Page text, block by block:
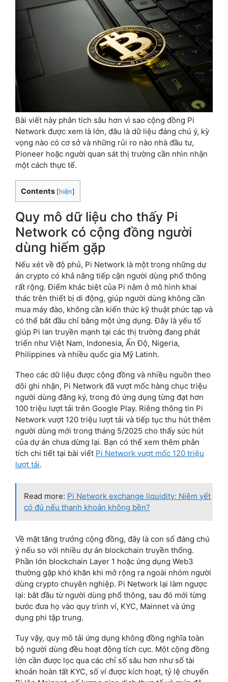
Bài viết này phân tích sâu hơn vì sao cộng đồng Pi
Network được xem là lớn, đâu là dữ liệu đáng chú ý, kỳ
vọng nào có cơ sở và những rủi ro nào nhà đầu tư,
Pioneer hoặc người quan sát thị trường cần nhìn nhận
một cách thực tế.
Contents [hiện]
Quy mô dữ liệu cho thấy Pi
Network có cộng đồng người
dùng hiếm gặp
Nếu xét về độ phủ, Pi Network là một trong những dự
án crypto có khả năng tiếp cận người dùng phổ thông
rất rộng. Điểm khác biệt của Pi nằm ở mô hình khai
thác trên thiết bị di động, giúp người dùng không cần
mua máy đào, không cần kiến thức kỹ thuật phức tạp và
có thể bắt đầu chỉ bằng một ứng dụng. Đây là yếu tố
giúp Pi lan truyền mạnh tại các thị trường đang phát
triển như Việt Nam, Indonesia, Ấn Độ, Nigeria,
Philippines và nhiều quốc gia Mỹ Latinh.
Theo các dữ liệu được cộng đồng và nhiều nguồn theo
dõi ghi nhận, Pi Network đã vượt mốc hàng chục triệu
người dùng đăng ký, trong đó ứng dụng từng đạt hơn
100 triệu lượt tải trên Google Play. Riêng thông tin Pi
Network vượt 120 triệu lượt tải và tiếp tục thu hút thêm
người dùng mới trong tháng 5/2025 cho thấy sức hút
của dự án chưa dừng lại. Bạn có thể xem thêm phân
tích chi tiết tại bài viết Pi Network vượt mốc 120 triệu
lượt tải.
Read more: Pi Network exchange liquidity: Niêm yết
có đủ nếu thanh khoản không bền?
Về mặt tăng trưởng cộng đồng, đây là con số đáng chú
ý nếu so với nhiều dự án blockchain truyền thống.
Phần lớn blockchain Layer 1 hoặc ứng dụng Web3
thường gặp khó khăn khi mở rộng ra ngoài nhóm người
dùng crypto chuyên nghiệp. Pi Network lại làm ngược
lại: bắt đầu từ người dùng phổ thông, sau đó mới từng
bước đưa họ vào quy trình ví, KYC, Mainnet và ứng
dụng phi tập trung.
Tuy vậy, quy mô tải ứng dụng không đồng nghĩa toàn
bộ người dùng đều hoạt động tích cực. Một cộng đồng
lớn cần được lọc qua các chỉ số sâu hơn như số tài
khoản hoàn tất KYC, số ví được kích hoạt, tỷ lệ chuyển